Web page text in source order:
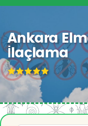
Ankara
İlaçlama